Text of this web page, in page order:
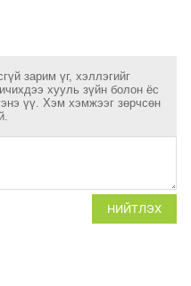
зарим үг, хэллэгийг
хууль зүйн болон ёс
үү. Хэм хэмжээг зөрчсөн
НИЙТЛЭХ